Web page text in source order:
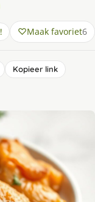
Maak favoriet6
Kopieer link